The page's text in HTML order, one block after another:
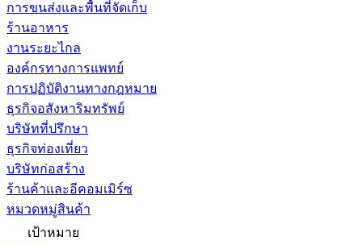
การขนส่งและพื้นที่จัดเก็บ
ร้านอาหาร
งานระยะไกล
องค์กรทางการแพทย์
การปฏิบัติงานทางกฎหมาย
ธุรกิจอสังหาริมทรัพย์
บริษัทที่ปรึกษา
ธุรกิจท่องเที่ยว
บริษัทก่อสร้าง
ร้านค้าและอีคอมเมิร์ซ
หมวดหมู่สินค้า
เป้าหมาย